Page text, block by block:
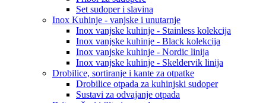
Set sudoper i slavina
Inox Kuhinje - vanjske i unutarnje
Inox vanjske kuhinje - Stainless kolekcija
Inox vanjske kuhinje - Black kolekcija
Inox vanjske kuhinje - Nordic linija
Inox vanjske kuhinje - Skeldervik linija
Drobilice, sortiranje i kante za otpatke
Drobilice otpada za kuhinjski sudoper
Sustavi za odvajanje otpada